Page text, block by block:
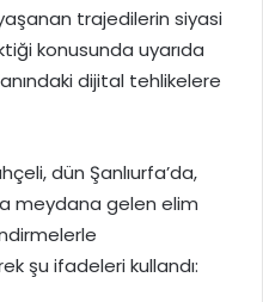
trajedilerin siyasi
konusunda uyarıda
dijital tehlikelere
dün Şanlıurfa’da,
meydana gelen elim
şu ifadeleri kullandı: